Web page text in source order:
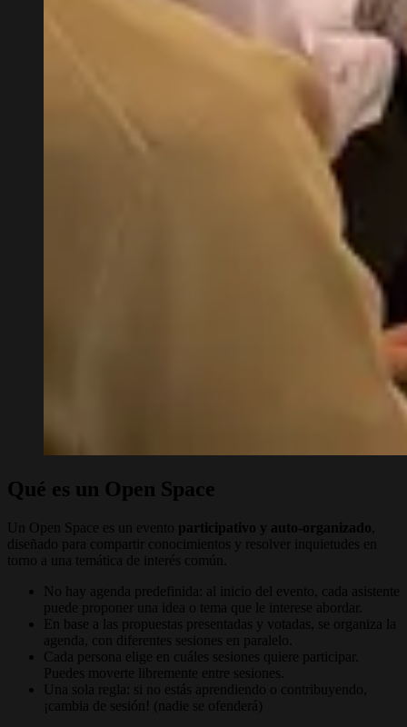
Qué es un Open Space
Un Open Space es un evento participativo y auto-organizado
diseñado para compartir conocimientos y resolver inquietudes en
torno a una temática de interés común.
No hay agenda predefinida: al inicio del evento, cada asistente
puede proponer una idea o tema que le interese abordar.
En base a las propuestas presentadas y votadas, se organiza la
agenda, con diferentes sesiones en paralelo.
Cada persona elige en cuáles sesiones quiere participar.
Puedes moverte libremente entre sesiones.
Una sola regla: si no estás aprendiendo o contribuyendo,
¡cambia de sesión! (nadie se ofenderá)